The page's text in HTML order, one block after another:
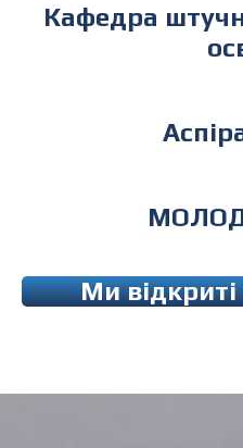
Кафедра
Ми відкриті